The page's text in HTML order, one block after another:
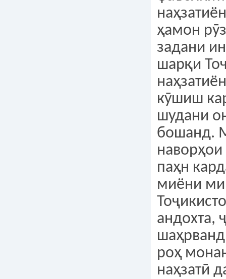
ҳамон
задани
шарқи
кӯшиш
шудани
бошанд.
паҳн
миёни
андохта,
роҳ
наҳзатӣ